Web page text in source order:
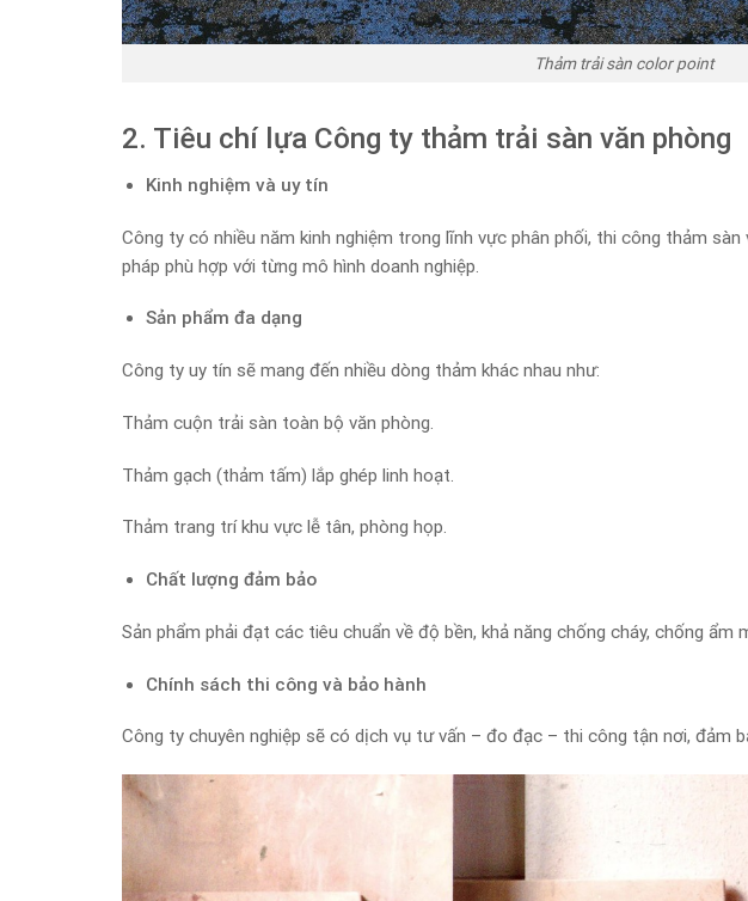
Thảm trải sàn color point
2. Tiêu chí lựa Công ty thảm trải sàn văn phòng
Kinh nghiệm và uy tín
Công ty có nhiều năm kinh nghiệm trong lĩnh vực phân phối, thi công thảm
pháp phù hợp với từng mô hình doanh nghiệp.
Sản phẩm đa dạng
Công ty uy tín sẽ mang đến nhiều dòng thảm khác nhau như:
Thảm cuộn trải sàn toàn bộ văn phòng.
Thảm gạch (thảm tấm) lắp ghép linh hoạt.
Thảm trang trí khu vực lễ tân, phòng họp.
Chất lượng đảm bảo
Sản phẩm phải đạt các tiêu chuẩn về độ bền, khả năng chống cháy, chống
Chính sách thi công và bảo hành
Công ty chuyên nghiệp sẽ có dịch vụ tư vấn – đo đạc – thi công tận nơi, đảm